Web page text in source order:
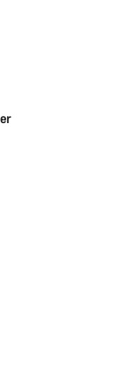
responder a tus